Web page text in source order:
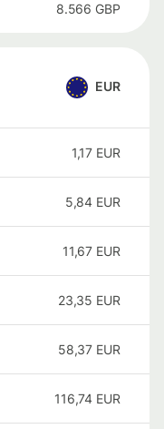
8.566 GBP
EUR
1,17 EUR
5,84 EUR
11,67 EUR
23,35 EUR
58,37 EUR
116,74 EUR